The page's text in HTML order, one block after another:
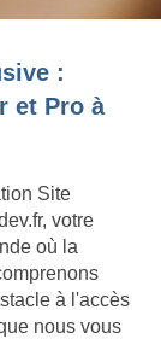
:
et Pro à
Site
votre
où la
à l'accès
nous vous